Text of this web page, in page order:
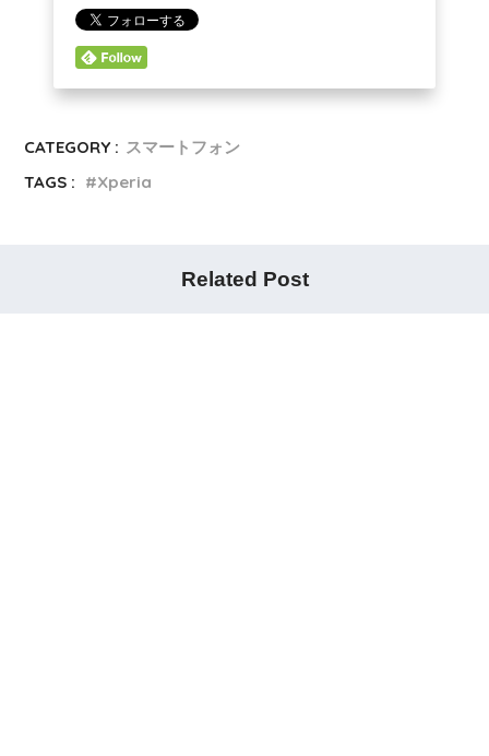
CATEGORY : スマートフォン
TAGS :
Xperia
Related Post